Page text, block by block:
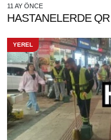
11 AY ÖNCE
HASTANELERDE
YEREL